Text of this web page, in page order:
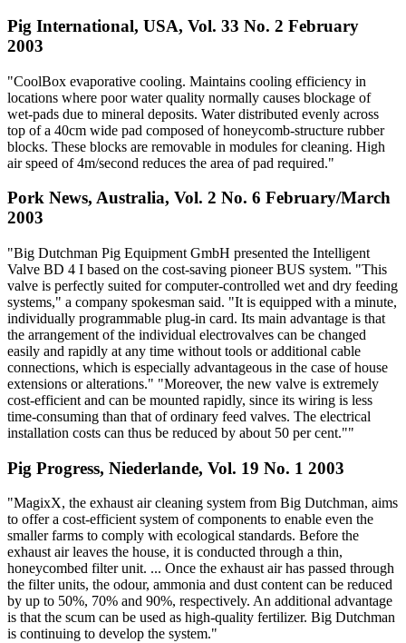
Pig International, USA, Vol. 33 No. 2 February
2003
"CoolBox evaporative cooling. Maintains cooling efficiency in
locations where poor water quality normally causes blockage of
wet-pads due to mineral deposits. Water distributed evenly across
top of a 40cm wide pad composed of honeycomb-structure rubber
blocks. These blocks are removable in modules for cleaning. High
air speed of 4m/second reduces the area of pad required."
Pork News, Australia, Vol. 2 No. 6 February/March
2003
"Big Dutchman Pig Equipment GmbH presented the Intelligent
Valve BD 4 I based on the cost-saving pioneer BUS system. "This
valve is perfectly suited for computer-controlled wet and dry feeding
systems," a company spokesman said. "It is equipped with a minute,
individually programmable plug-in card. Its main advantage is that
the arrangement of the individual electrovalves can be changed
easily and rapidly at any time without tools or additional cable
connections, which is especially advantageous in the case of house
extensions or alterations." "Moreover, the new valve is extremely
cost-efficient and can be mounted rapidly, since its wiring is less
time-consuming than that of ordinary feed valves. The electrical
installation costs can thus be reduced by about 50 per cent.""
Pig Progress, Niederlande, Vol. 19 No. 1 2003
"MagixX, the exhaust air cleaning system from Big Dutchman, aims
to offer a cost-efficient system of components to enable even the
smaller farms to comply with ecological standards. Before the
exhaust air leaves the house, it is conducted through a thin,
honeycombed filter unit. ... Once the exhaust air has passed through
the filter units, the odour, ammonia and dust content can be reduced
by up to 50%, 70% and 90%, respectively. An additional advantage
is that the scum can be used as high-quality fertilizer. Big Dutchman
is continuing to develop the system."